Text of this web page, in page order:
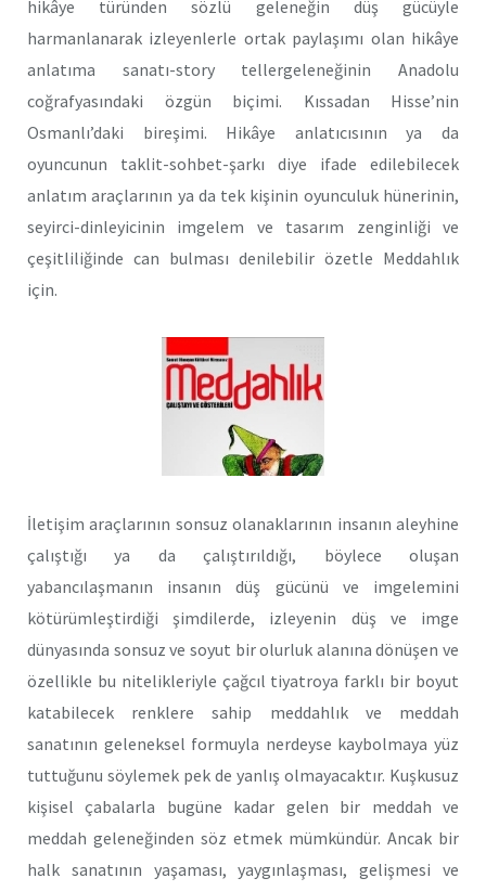
hikâye türünden sözlü geleneğin düş gücüyle
harmanlanarak izleyenlerle ortak paylaşımı olan hikâye
anlatıma sanatı-story tellergeleneğinin Anadolu
coğrafyasındaki özgün biçimi. Kıssadan Hisse’nin
Osmanlı’daki bireşimi. Hikâye anlatıcısının ya da
oyuncunun taklit-sohbet-şarkı diye ifade edilebilecek
anlatım araçlarının ya da tek kişinin oyunculuk hünerinin,
seyirci-dinleyicinin imgelem ve tasarım zenginliği ve
çeşitliliğinde can bulması denilebilir özetle Meddahlık
için.
İletişim araçlarının sonsuz olanaklarının insanın aleyhine
çalıştığı ya da çalıştırıldığı, böylece oluşan
yabancılaşmanın insanın düş gücünü ve imgelemini
kötürümleştirdiği şimdilerde, izleyenin düş ve imge
dünyasında sonsuz ve soyut bir olurluk alanına dönüşen ve
özellikle bu nitelikleriyle çağcıl tiyatroya farklı bir boyut
katabilecek renklere sahip meddahlık ve meddah
sanatının geleneksel formuyla nerdeyse kaybolmaya yüz
tuttuğunu söylemek pek de yanlış olmayacaktır. Kuşkusuz
kişisel çabalarla bugüne kadar gelen bir meddah ve
meddah geleneğinden söz etmek mümkündür. Ancak bir
halk sanatının yaşaması, yaygınlaşması, gelişmesi ve